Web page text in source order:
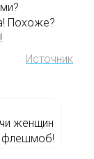
Похоже?
Источник
женщин
флешмоб!